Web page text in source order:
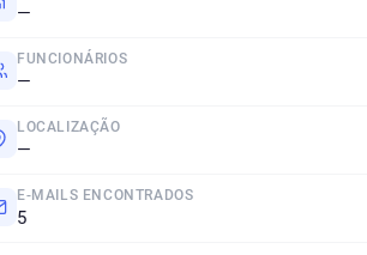
—
FUNCIONÁRIOS
—
LOCALIZAÇÃO
—
E-MAILS ENCONTRADOS
5